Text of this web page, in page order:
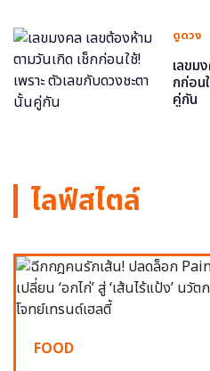
ดูดวง
เลขม
กก่อน
คู่กัน
ไลฟ์สไตล์
FOOD